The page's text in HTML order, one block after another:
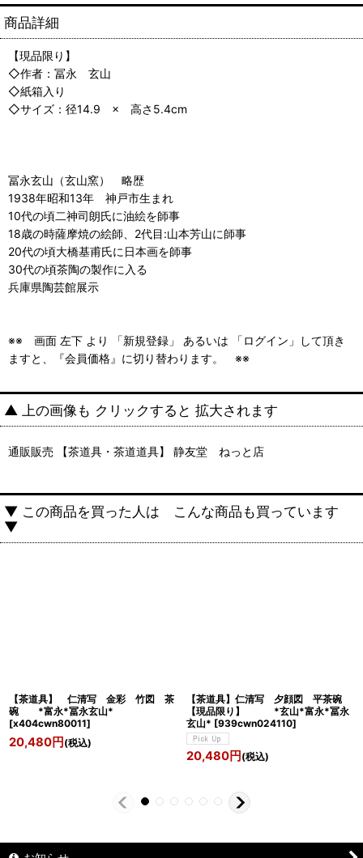
商品詳細
【現品限り】
◇作者：冨永 玄山
◇紙箱入り
◇サイズ：径14.9 × 高さ5.4cm
冨永玄山（玄山窯） 略歴
1938年昭和13年 神戸市生まれ
10代の頃二神司朗氏に油絵を師事
18歳の時薩摩焼の絵師、2代目:山本芳山に師事
20代の頃大橋基甫氏に日本画を師事
30代の頃茶陶の製作に入る
兵庫県陶芸館展示
※※ 画面 左下 より 「新規登録」 あるいは 「ログイン」して頂き
ますと、『会員価格』に切り替わります。 ※※
▲ 上の画像も クリックすると 拡大されます
通販販売 【茶道具・茶道道具】 静友堂 ねっと店
▼ この商品を買った人は こんな商品も買っています
▼
【茶道具】 仁清写 金彩 竹図 茶
碗 *富永*冨永玄山*
[x404cwn80011]
20,480円 (税込)
【茶道具】仁清写 夕顔図 平茶碗
【現品限り】 *玄山*富永*冨永
玄山* [939cwn024110]
20,480円 (税込)